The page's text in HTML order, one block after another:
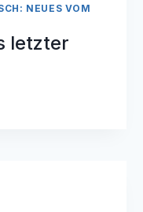
NEUES VOM
letzter